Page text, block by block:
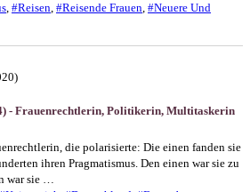
, #Reisen, #Reisende Frauen, #Neuere Und
- Frauenrechtlerin, Politikerin, Multitaskerin
die polarisierte: Die einen fanden sie
ihren Pragmatismus. Den einen war sie zu
war sie …